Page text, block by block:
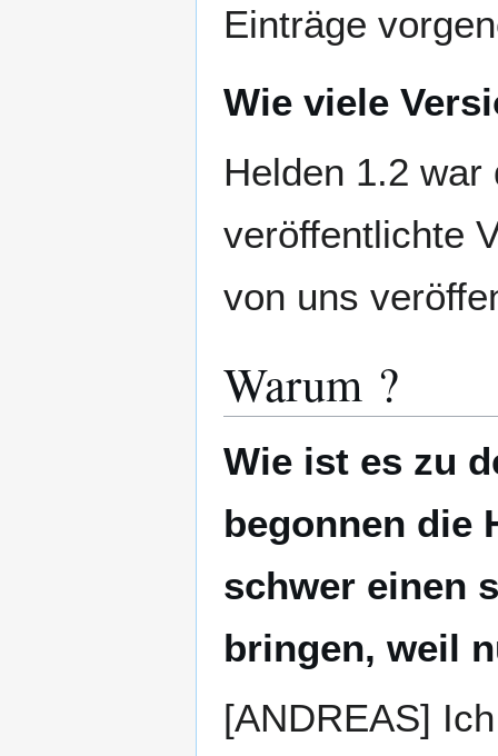
Einträge
Wie viele
Helden 1.2
veröffentlichte
von uns
Warum ?
Wie ist es zu
begonnen die
schwer einen
bringen, weil
[ANDREAS]